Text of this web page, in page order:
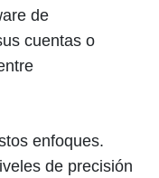
de
cuentas o
enfoques.
de precisión